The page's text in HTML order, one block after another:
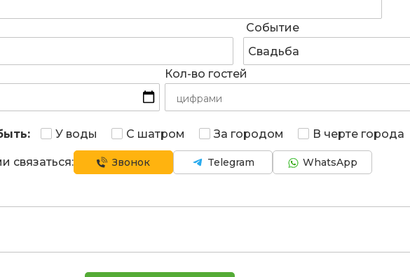
Событие
Свадьба
Кол-во гостей
У воды С шатром За городом В черте города
связаться: Звонок WhatsApp
Telegram